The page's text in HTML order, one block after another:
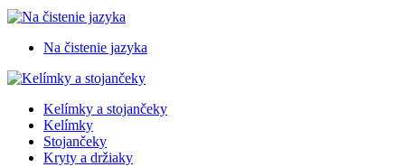
Na čistenie jazyka
Kelímky a stojančeky
Kelímky
Stojančeky
Kryty a držiaky